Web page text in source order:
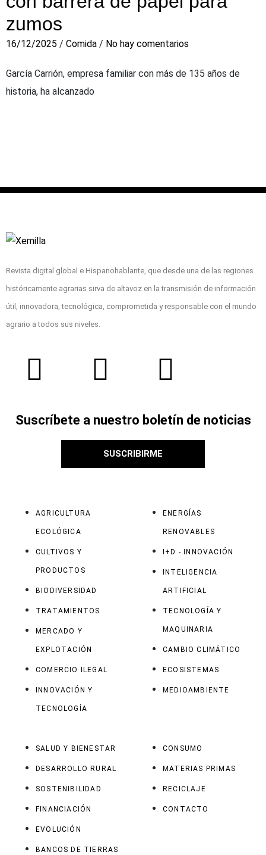
zumos
16/12/2025 / Comida / No hay comentarios
García Carrión, empresa familiar con más de 135 años de
historia, ha alcanzado
Revista digital global e Hispanohablante, que desde una de las regiones
históricamente agrarias sirva de altavoz en la transmisión de información
útil, innovadora, tecnológica, comprometida y responsable con el mundo
agrario a todos sus niveles.
Suscríbete a nuestro boletín de noticias
SUSCRIBIRME
AGRICULTURA
ECOLÓGICA
CULTIVOS Y
PRODUCTOS
BIODIVERSIDAD
TRATAMIENTOS
MERCADO Y
EXPLOTACIÓN
COMERCIO ILEGAL
INNOVACIÓN Y
TECNOLOGÍA
ENERGÍAS
RENOVABLES
I+D - INNOVACIÓN
INTELIGENCIA
ARTIFICIAL
TECNOLOGÍA Y
MAQUINARIA
CAMBIO CLIMÁTICO
ECOSISTEMAS
MEDIOAMBIENTE
SALUD Y BIENESTAR
DESARROLLO RURAL
SOSTENIBILIDAD
FINANCIACIÓN
EVOLUCIÓN
BANCOS DE TIERRAS
CONSUMO
MATERIAS PRIMAS
RECICLAJE
CONTACTO